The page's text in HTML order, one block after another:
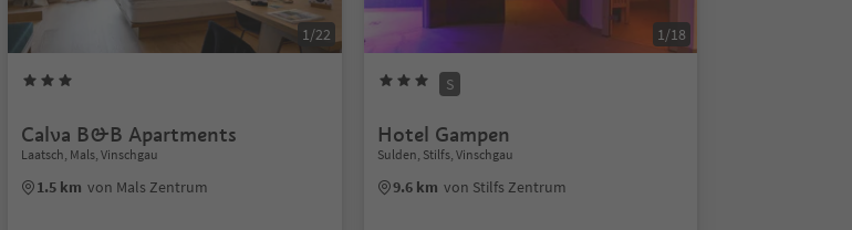
1/22
Calva B&B Apartments
Laatsch, Mals, Vinschgau
1.5 km von Mals Zentrum
1/18
S
Hotel Gampen
Sulden, Stilfs, Vinschgau
9.6 km von Stilfs Zentrum